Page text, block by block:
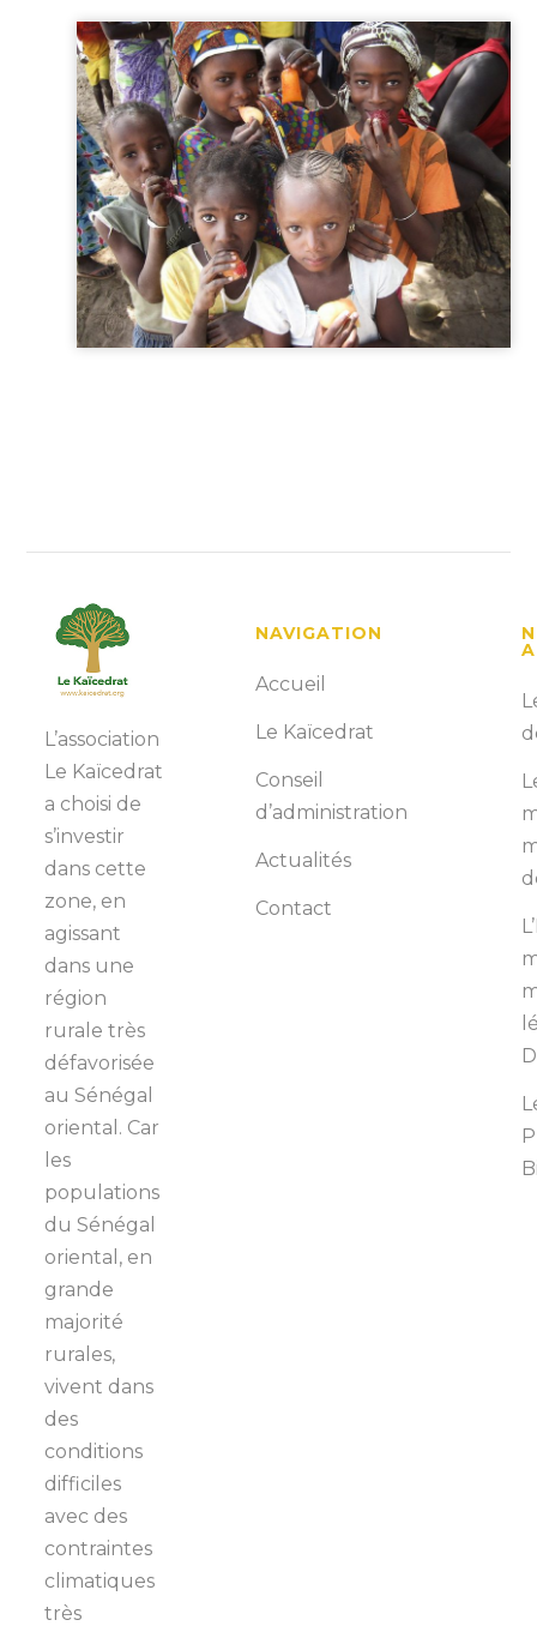
L’association
Le Kaïcedrat
a choisi de
s’investir
dans cette
zone, en
agissant
dans une
région
rurale très
défavorisée
au Sénégal
oriental. Car
les
populations
du Sénégal
oriental, en
grande
majorité
rurales,
vivent dans
des
conditions
difficiles
avec des
contraintes
climatiques
très
NAVIGATION
Accueil
Le Kaïcedrat
Conseil
d’administration
Actualités
Contact